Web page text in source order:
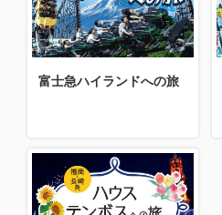
富士急ハイランドへの旅